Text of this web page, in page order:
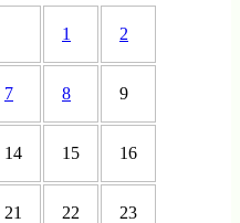
1 2
7 8 9
14 15 16
21 22 23